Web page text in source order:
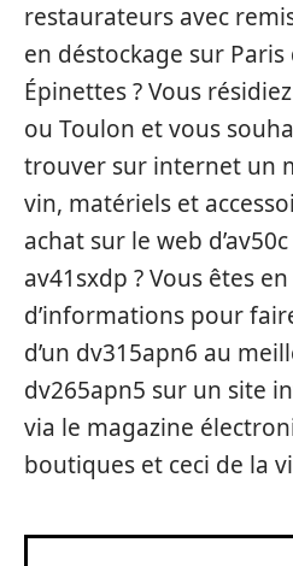
restaurateurs avec
en déstockage sur
Épinettes ? Vous
ou Toulon et vous
trouver sur internet un
vin, matériels et
achat sur le web
av41sxdp ? Vous êtes
d’informations pour
d’un dv315apn6 au
dv265apn5 sur un site
via le magazine
boutiques et ceci de la